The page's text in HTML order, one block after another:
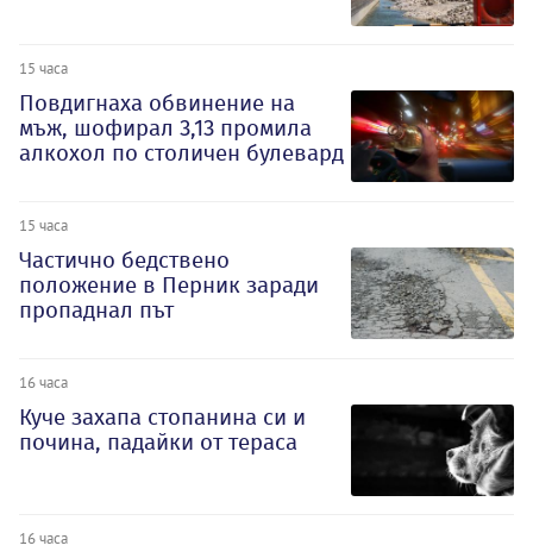
15 часа
Повдигнаха обвинение на
мъж, шофирал 3,13 промила
алкохол по столичен булевард
15 часа
Частично бедствено
положение в Перник заради
пропаднал път
16 часа
Куче захапа стопанина си и
почина, падайки от тераса
16 часа